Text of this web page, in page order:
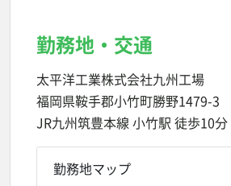
勤務地・交通
太平洋工業株式会社九州工場
福岡県鞍手郡小竹町勝野1479-3
JR九州筑豊本線 小竹駅 徒歩10分
勤務地マップ